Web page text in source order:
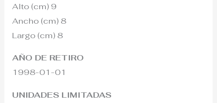
Alto (cm) 9
Ancho (cm) 8
Largo (cm) 8
AÑO DE RETIRO
1998-01-01
UNIDADES LIMITADAS